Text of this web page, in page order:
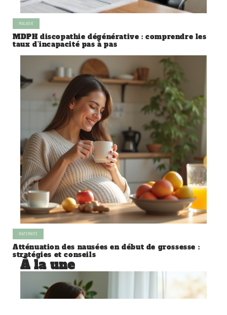
MALADIE
MDPH discopathie dégénérative : comprendre les
taux d’incapacité pas à pas
MATERNITÉ
Atténuation des nausées en début de grossesse :
stratégies et conseils
À la une